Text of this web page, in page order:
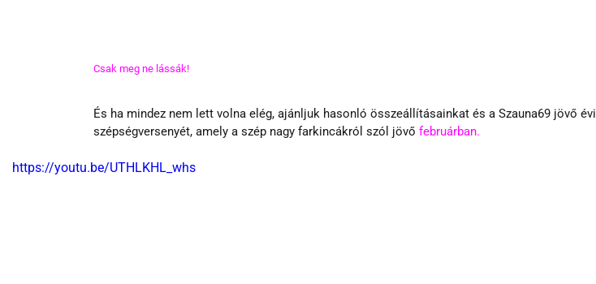
Csak meg ne lássák!
És ha mindez nem lett volna elég, ajánljuk hasonló összeállításainkat és a Szauna69 jövő évi
szépségversenyét, amely a szép nagy farkincákról szól jövő februárban.
https://youtu.be/UTHLKHL_whs